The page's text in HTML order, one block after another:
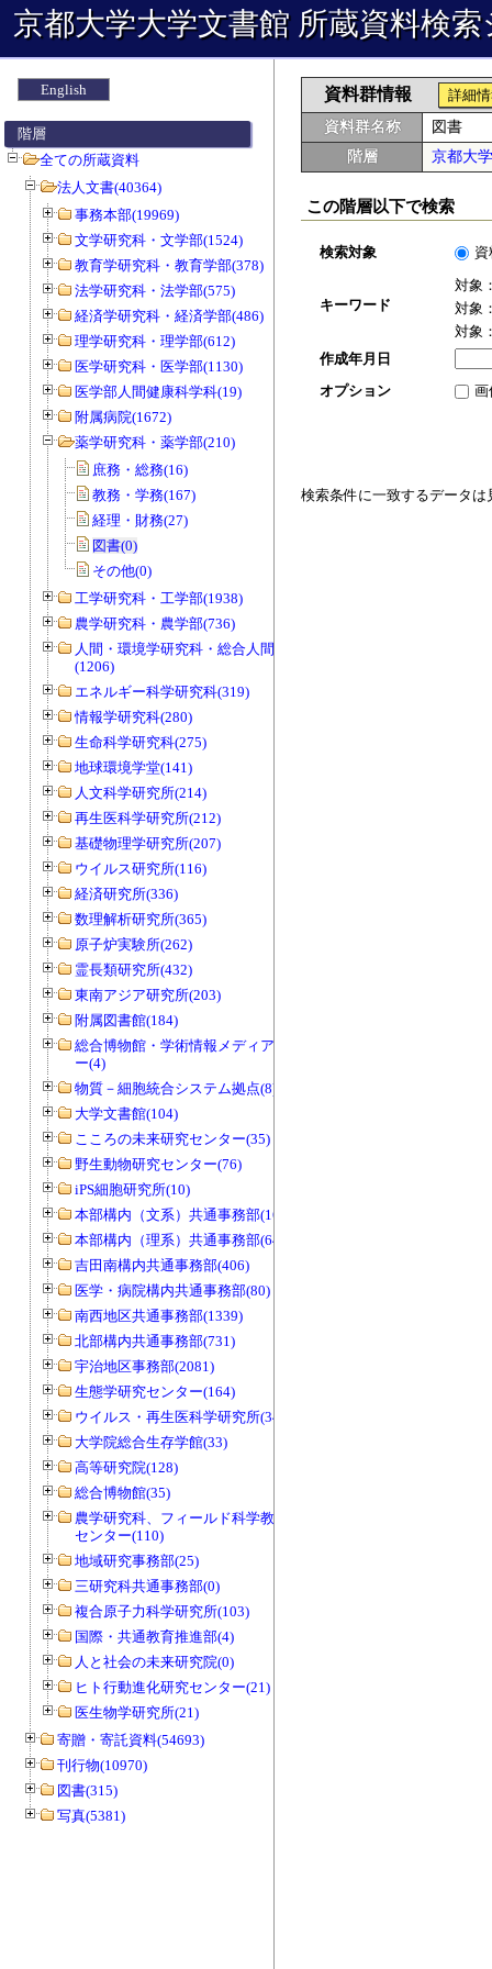
京都大学大学文書館 所蔵資料検
English
階層
全ての所蔵資料
法人文書(40364)
事務本部(19969)
文学研究科・文学部(1524)
教育学研究科・教育学部(378)
法学研究科・法学部(575)
経済学研究科・経済学部(486)
理学研究科・理学部(612)
医学研究科・医学部(1130)
医学部人間健康科学科(19)
附属病院(1672)
薬学研究科・薬学部(210)
庶務・総務(16)
教務・学務(167)
経理・財務(27)
図書(0)
その他(0)
工学研究科・工学部(1938)
農学研究科・農学部(736)
人間・環境学研究科・総合人間学部
(1206)
エネルギー科学研究科(319)
情報学研究科(280)
生命科学研究科(275)
地球環境学堂(141)
人文科学研究所(214)
再生医科学研究所(212)
基礎物理学研究所(207)
ウイルス研究所(116)
経済研究所(336)
数理解析研究所(365)
原子炉実験所(262)
霊長類研究所(432)
東南アジア研究所(203)
附属図書館(184)
総合博物館・学術情報メディアセンタ
ー(4)
物質－細胞統合システム拠点(8)
大学文書館(104)
こころの未来研究センター(35)
野生動物研究センター(76)
iPS細胞研究所(10)
本部構内（文系）共通事務部(165)
本部構内（理系）共通事務部(646)
吉田南構内共通事務部(406)
医学・病院構内共通事務部(80)
南西地区共通事務部(1339)
北部構内共通事務部(731)
宇治地区事務部(2081)
生態学研究センター(164)
ウイルス・再生医科学研究所(34)
大学院総合生存学館(33)
高等研究院(128)
総合博物館(35)
農学研究科、フィールド科学教育研究
センター(110)
地域研究事務部(25)
三研究科共通事務部(0)
複合原子力科学研究所(103)
国際・共通教育推進部(4)
人と社会の未来研究院(0)
ヒト行動進化研究センター(21)
医生物学研究所(21)
寄贈・寄託資料(54693)
刊行物(10970)
図書(315)
写真(5381)
資料群情報
詳細
資料群名称
図書
階層
京都大
この階層以下で検索
検索対象 資
キーワード
対象
対象
対象
作成年月日
オプション
画
検索条件に一致するデータ